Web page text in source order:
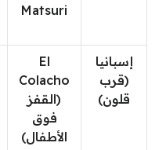
Matsuri
إسبانيا
(قرب
قلون)
El
Colacho
(القفز
فوق
الأطفال)